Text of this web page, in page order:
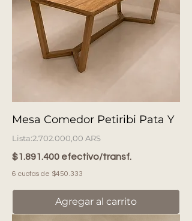
Mesa Comedor Petiribi Pata Y
Precio2.702.000,00 ARS
$1.891.400 efectivo/transf.
6 cuotas de $450.333
Agregar al carrito